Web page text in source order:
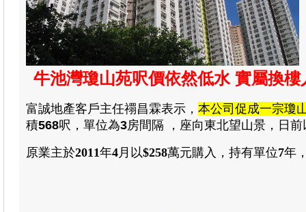
牛池灣瓊山苑呎價依然低水 實屬換
富誠地產客戶主任禤昌霖表示， 本公司促成一宗瓊
積568呎，單位為3房間隔 ， 座向東北望山景，日前
原業主於2011年4月以$258萬元購入 ， 持有單位7年